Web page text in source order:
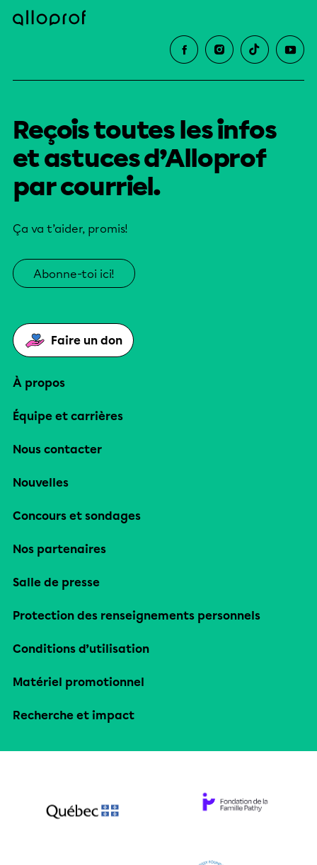
Reçois toutes les infos
et astuces d’Alloprof
par courriel.
Ça va t’aider, promis!
Abonne-toi ici!
Faire un don
À propos
Équipe et carrières
Nous contacter
Nouvelles
Concours et sondages
Nos partenaires
Salle de presse
Protection des renseignements personnels
Conditions d’utilisation
Matériel promotionnel
Recherche et impact